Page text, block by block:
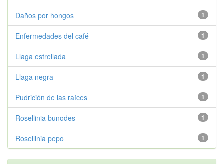
1
Daños por hongos
1
Enfermedades del café
1
Llaga estrellada
1
Llaga negra
1
Pudrición de las raíces
1
Rosellinia bunodes
1
Rosellinia pepo